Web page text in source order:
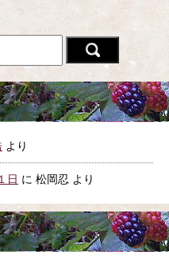
より
日 に 松岡忍 より